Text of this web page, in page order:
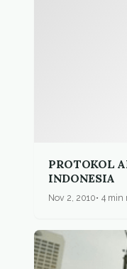
PROTOKOL
INDONESIA
Nov 2, 2010 4 min